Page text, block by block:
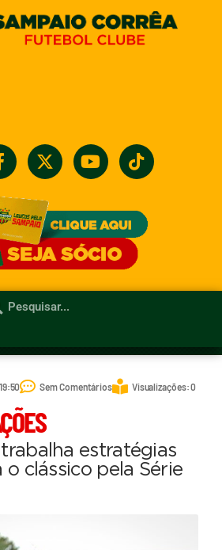
Sem Comentários Visualizações: 0
estratégias
clássico pela Série